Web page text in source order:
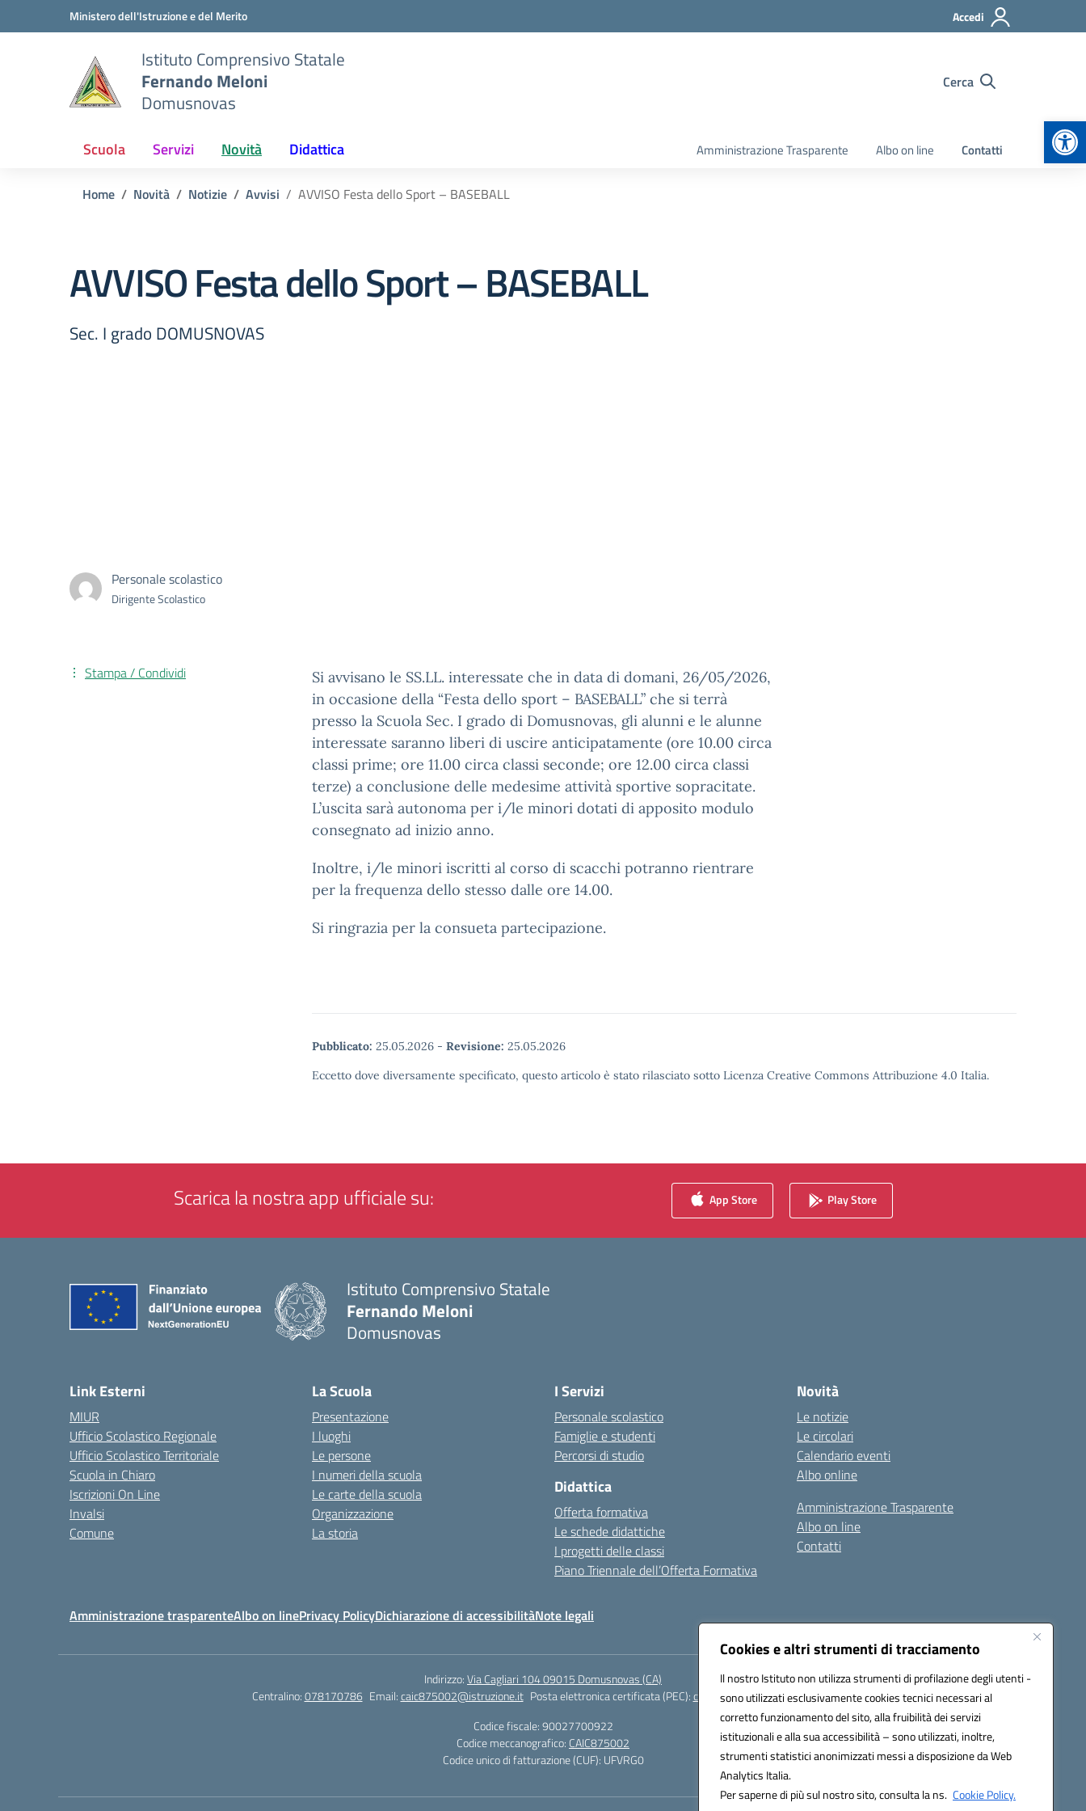
Cookies e altri strumenti di tracciamento
Il nostro Istituto non utilizza strumenti di profilazione degli utenti -
sono utilizzati esclusivamente cookies tecnici necessari al
corretto funzionamento del sito, alla fruibilità dei servizi
istituzionali e alla sua accessibilità – sono utilizzati, inoltre,
strumenti statistici anonimizzati messi a disposizione da Web
Analytics Italia.
Per saperne di più sul nostro sito, consulta la ns. Cookie Policy.
Vai ai contenuti
Vai al menu di navigazioneMinistero dell'Istruzione e del Merito Accedi
Istituto Comprensivo Statale
Fernando Meloni
Domusnovas
Cerca
Scuola Servizi Novità Didattica Amministrazione Trasparente Albo on line Contatti
Home Novità Notizie Avvisi AVVISO Festa dello Sport – BASEBALL
AVVISO Festa dello Sport – BASEBALL
Sec. I grado DOMUSNOVAS
Personale scolastico
Dirigente Scolastico
Si avvisano le SS.LL. interessate che in data di domani, 26/05/2026,
in occasione della “Festa dello sport – BASEBALL” che si terrà
presso la Scuola Sec. I grado di Domusnovas, gli alunni e le alunne
interessate saranno liberi di uscire anticipatamente (ore 10.00 circa
classi prime; ore 11.00 circa classi seconde; ore 12.00 circa classi
terze) a conclusione delle medesime attività sportive sopracitate.
L’uscita sarà autonoma per i/le minori dotati di apposito modulo
consegnato ad inizio anno.
Inoltre, i/le minori iscritti al corso di scacchi potranno rientrare
per la frequenza dello stesso dalle ore 14.00.
Si ringrazia per la consueta partecipazione.
Pubblicato: 25.05.2026 - Revisione: 25.05.2026
Eccetto dove diversamente specificato, questo articolo è stato rilasciato sotto Licenza Creative Commons Attribuzione 4.0 Italia.
Stampa / Condividi
Scarica la nostra app ufficiale su: App Store Play Store
Istituto Comprensivo Statale
Fernando Meloni
Domusnovas
Link Esterni
MIUR
Ufficio Scolastico Regionale
Ufficio Scolastico Territoriale
Scuola in Chiaro
Iscrizioni On Line
Invalsi
Comune
La Scuola
Presentazione
I luoghi
Le persone
I numeri della scuola
Le carte della scuola
Organizzazione
La storia
I Servizi
Personale scolastico
Famiglie e studenti
Percorsi di studio
Didattica
Offerta formativa
Le schede didattiche
I progetti delle classi
Piano Triennale dell’Offerta Formativa
Novità
Le notizie
Le circolari
Calendario eventi
Albo online
Amministrazione Trasparente
Albo on line
Contatti
Amministrazione trasparenteAlbo on linePrivacy PolicyDichiarazione di accessibilitàNote legali
Indirizzo:Via Cagliari 104 09015 Domusnovas (CA)
Centralino:078170786 Email:caic875002@istruzione.it Posta elettronica certificata (PEC):caic875002@pec.istruzione.it
Codice fiscale: 90027700922
Codice meccanografico: CAIC875002
Codice unico di fatturazione (CUF): UFVRG0